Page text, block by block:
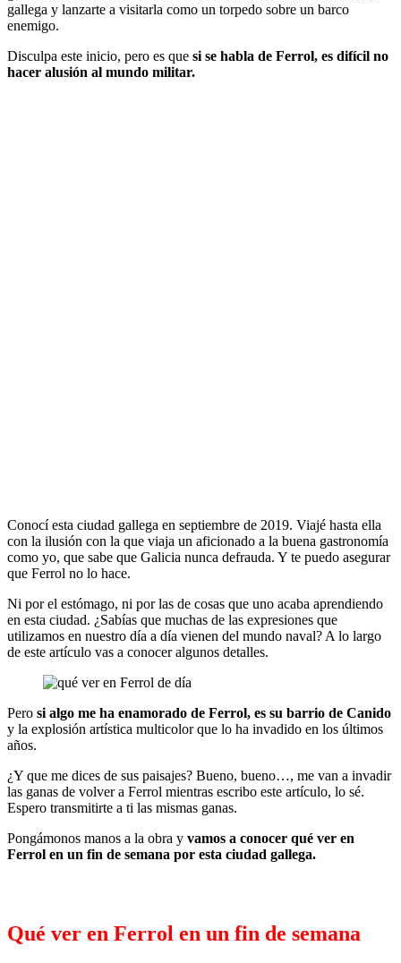
gallega y lanzarte a visitarla como un torpedo sobre un barco
enemigo.
Disculpa este inicio, pero es que si se habla de Ferrol, es difícil no
hacer alusión al mundo militar.
Conocí esta ciudad gallega en septiembre de 2019. Viajé hasta ella
con la ilusión con la que viaja un aficionado a la buena gastronomía
como yo, que sabe que Galicia nunca defrauda. Y te puedo asegurar
que Ferrol no lo hace.
Ni por el estómago, ni por las de cosas que uno acaba aprendiendo
en esta ciudad. ¿Sabías que muchas de las expresiones que
utilizamos en nuestro día a día vienen del mundo naval? A lo largo
de este artículo vas a conocer algunos detalles.
Pero si algo me ha enamorado de Ferrol, es su barrio de Canido
y la explosión artística multicolor que lo ha invadido en los últimos
años.
¿Y que me dices de sus paisajes? Bueno, bueno…, me van a invadir
las ganas de volver a Ferrol mientras escribo este artículo, lo sé.
Espero transmitirte a ti las mismas ganas.
Pongámonos manos a la obra y vamos a conocer qué ver en
Ferrol en un fin de semana por esta ciudad gallega.
Qué ver en Ferrol en un fin de semana